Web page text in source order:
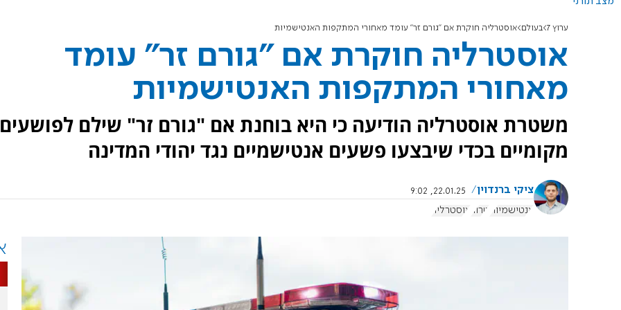
ערוץ 7 בעולם אוסטרליה חוקרת אם "גורם זר" עומד מאחורי המתקפות האנטישמיות
אוסטרליה חוקרת אם "גורם זר" עומד
מאחורי המתקפות האנטישמיות
משטרת אוסטרליה הודיעה כי היא בוחנת אם "גורם זר" שילם לפושעים
מקומיים בכדי שיבצעו פשעים אנטישמיים נגד יהודי המדינה
ציקי ברנדוין
22.01.25, 9:02
אנטישמיות
טרור אוסטרליה